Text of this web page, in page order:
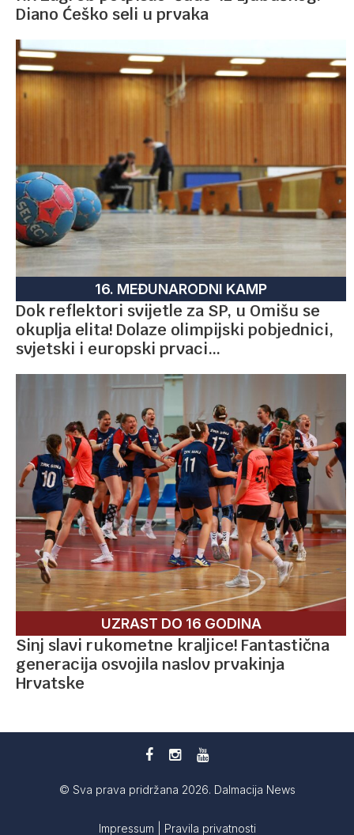
Diano Ćeško seli u prvaka
16. MEĐUNARODNI KAMP
Dok reflektori svijetle za SP, u Omišu se
okuplja elita! Dolaze olimpijski pobjednici,
svjetski i europski prvaci…
UZRAST DO 16 GODINA
Sinj slavi rukometne kraljice! Fantastična
generacija osvojila naslov prvakinja
Hrvatske
© Sva prava pridržana 2026. Dalmacija News
Impressum Pravila privatnosti